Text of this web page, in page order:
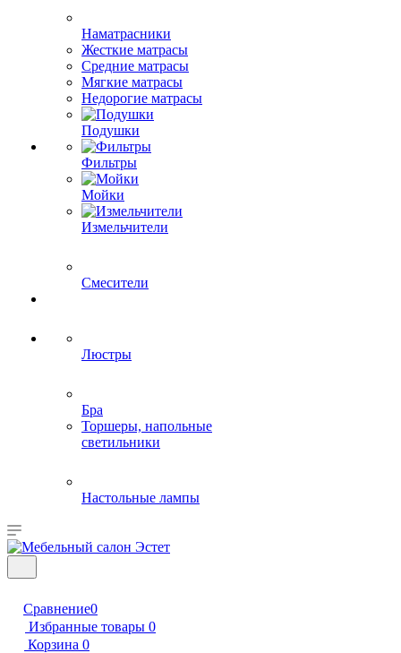
Наматрасники
Жесткие матрасы
Средние матрасы
Мягкие матрасы
Недорогие матрасы
Подушки
Фильтры
Мойки
Измельчители
Смесители
Люстры
Бра
Торшеры, напольные
светильники
Настольные лампы
Сравнение0
Избранные товары 0
Корзина 0